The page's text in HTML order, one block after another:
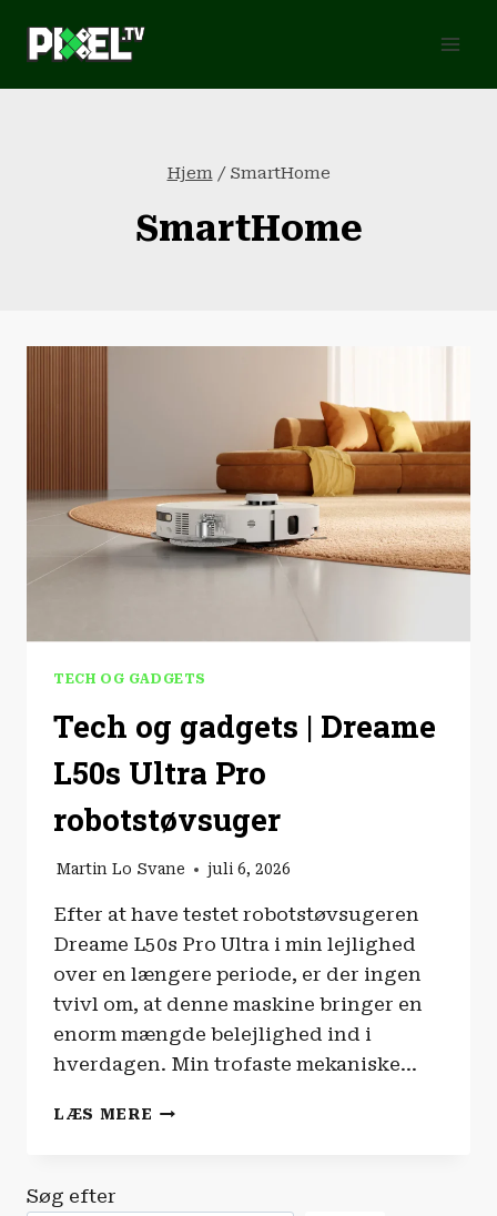
Hjem / SmartHome
SmartHome
TECH OG GADGETS
Tech og gadgets | Dreame
L50s Ultra Pro
robotstøvsuger
Martin Lo Svane juli 6, 2026
Efter at have testet robotstøvsugeren
Dreame L50s Pro Ultra i min lejlighed
over en længere periode, er der ingen
tvivl om, at denne maskine bringer en
enorm mængde belejlighed ind i
hverdagen. Min trofaste mekaniske…
LÆS MERE TECH
Søg efter